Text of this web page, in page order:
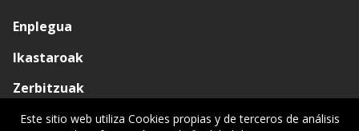
Enplegua
Ikastaroak
Zerbitzuak
Elkargoa
Este sitio web utiliza Cookies propias y de terceros de análisis